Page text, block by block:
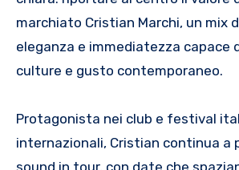
marchiato Cristian Marchi, un mix
eleganza e immediatezza capace
culture e gusto contemporaneo.
Protagonista nei club e festival
internazionali, Cristian continua a
sound in tour, con date che